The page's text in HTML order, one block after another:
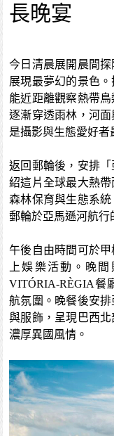
長晚宴
今日清晨展開晨間
展現最夢幻的景色
能近距離觀察熱帶
逐漸穿透雨林，河
是攝影與生態愛好者
返回郵輪後，安排
紹這片全球最大熱
森林保育與生態系
郵輪於亞馬遜河航行
午後自由時間可於
上娛樂活動。晚
VITÓRIA-RÈGIA餐
航氛圍。晚餐後安
與服飾，呈現巴西
濃厚異國風情。